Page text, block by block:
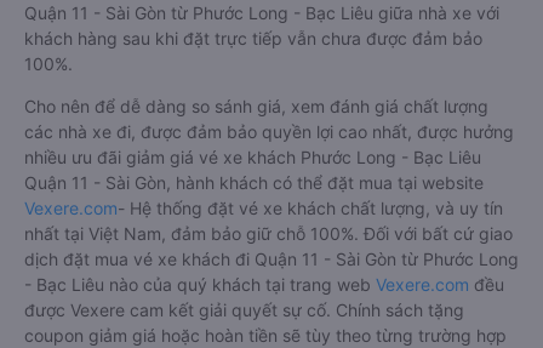
Quận 11 - Sài Gòn từ Phước Long - Bạc Liêu giữa nhà xe với
khách hàng sau khi đặt trực tiếp vẫn chưa được đảm bảo
100%.
Cho nên để dễ dàng so sánh giá, xem đánh giá chất lượng
các nhà xe đi, được đảm bảo quyền lợi cao nhất, được hưởng
nhiều ưu đãi giảm giá vé xe khách Phước Long - Bạc Liêu
Quận 11 - Sài Gòn, hành khách có thể đặt mua tại website
Vexere.com- Hệ thống đặt vé xe khách chất lượng, và uy tín
nhất tại Việt Nam, đảm bảo giữ chỗ 100%. Đối với bất cứ giao
dịch đặt mua vé xe khách đi Quận 11 - Sài Gòn từ Phước Long
- Bạc Liêu nào của quý khách tại trang web Vexere.com đều
được Vexere cam kết giải quyết sự cố. Chính sách tặng
coupon giảm giá hoặc hoàn tiền sẽ tùy theo từng trường hợp